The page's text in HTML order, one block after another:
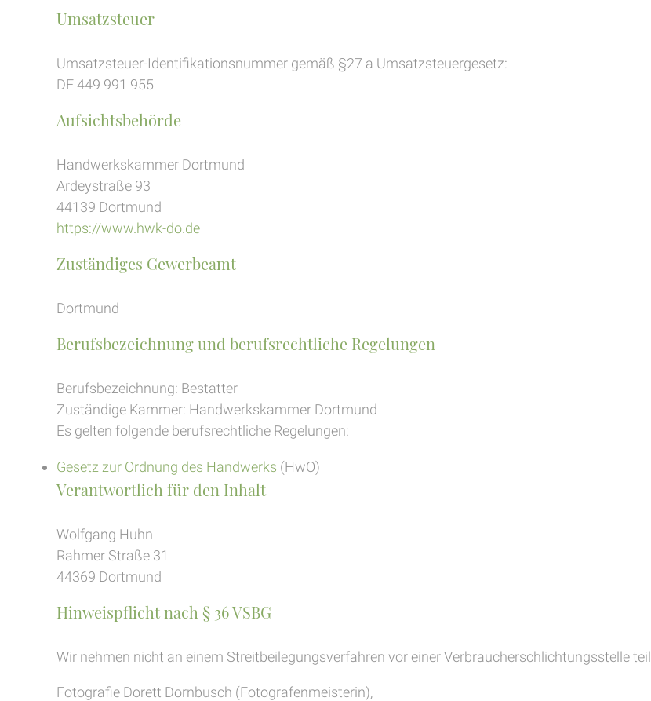
Umsatzsteuer
Umsatzsteuer-Identifikationsnummer gemäß §27 a Umsatzsteuergesetz:
DE 449 991 955
Aufsichtsbehörde
Handwerkskammer Dortmund
Ardeystraße 93
44139 Dortmund
https://www.hwk-do.de
Zuständiges Gewerbeamt
Dortmund
Berufsbezeichnung und berufsrechtliche Regelungen
Berufsbezeichnung: Bestatter
Zuständige Kammer: Handwerkskammer Dortmund
Es gelten folgende berufsrechtliche Regelungen:
Gesetz zur Ordnung des Handwerks (HwO)
Verantwortlich für den Inhalt
Wolfgang Huhn
Rahmer Straße 31
44369 Dortmund
Hinweispflicht nach § 36 VSBG
Wir nehmen nicht an einem Streitbeilegungsverfahren vor einer Verbraucherschlichtungsstelle teil.
Fotografie Dorett Dornbusch (Fotografenmeisterin),